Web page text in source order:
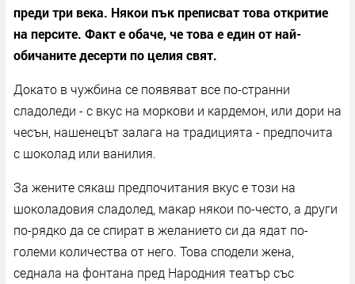
преди три века. Някои пък преписват това откритие
на персите. Факт е обаче, че това е един от най-
обичаните десерти по целия свят.
Докато в чужбина се появяват все по-странни
сладоледи - с вкус на моркови и кардемон, или дори на
чесън, нашенецът залага на традицията - предпочита
с шоколад или ванилия.
За жените сякаш предпочитания вкус е този на
шоколадовия сладолед, макар някои по-често, а други
по-рядко да се спират в желанието си да ядат по-
големи количества от него. Това сподели жена,
седнала на фонтана пред Народния театър със